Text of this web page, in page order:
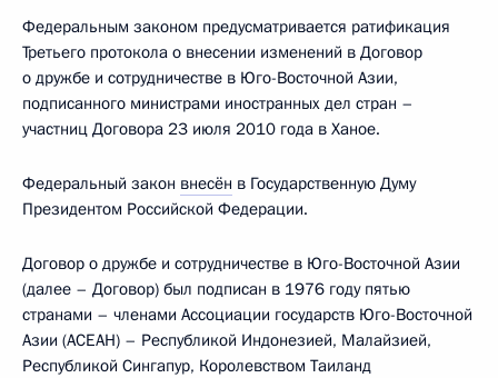
Федеральным законом предусматривается ратификация
Третьего протокола о внесении изменений в Договор
о дружбе и сотрудничестве в Юго-Восточной Азии,
подписанного министрами иностранных дел стран –
участниц Договора 23 июля 2010 года в Ханое.
Федеральный закон внесён в Государственную Думу
Президентом Российской Федерации.
Договор о дружбе и сотрудничестве в Юго-Восточной Азии
(далее – Договор) был подписан в 1976 году пятью
странами – членами Ассоциации государств Юго-Восточной
Азии (АСЕАН) – Республикой Индонезией, Малайзией,
Республикой Сингапур, Королевством Таиланд